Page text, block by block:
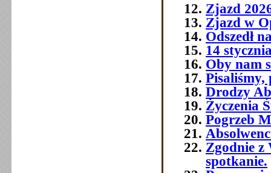
Zjazd
Zjazd w
Odszedł
14
Oby nam
Pisaliśmy,
Drodzy
Życzenia
Pogrzeb
Zgodnie z
spotkanie.